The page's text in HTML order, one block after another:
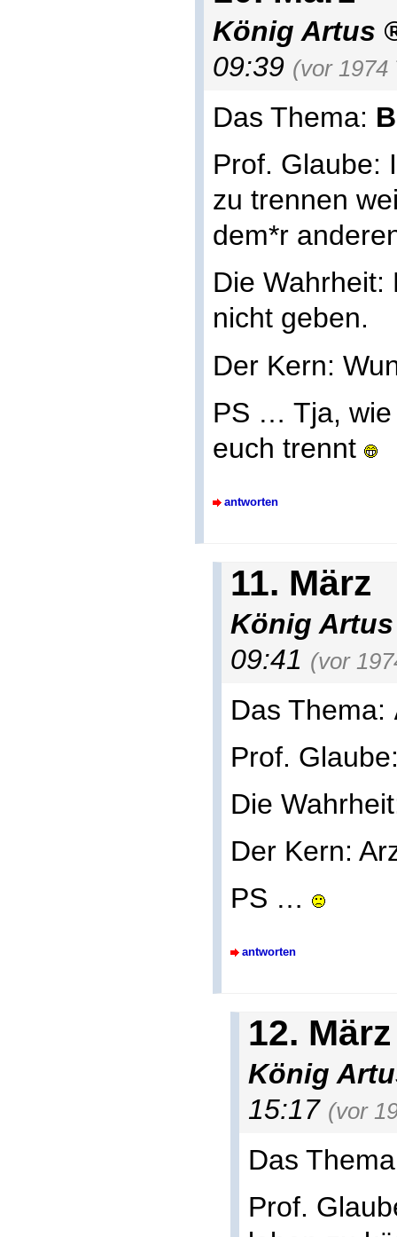
König Artus
09:39 (vor 1974
Das Thema:
Prof. Glaube:
zu trennen
dem*r
Die Wahrheit:
nicht geben.
Der Kern:
PS … Tja, wie
euch trennt
antworten
11. März
König Artus
09:41 (vor
Das Thema:
Prof.
Die
Der Kern:
PS …
antworten
12. März
König
15:17 (vor
Das
Prof.